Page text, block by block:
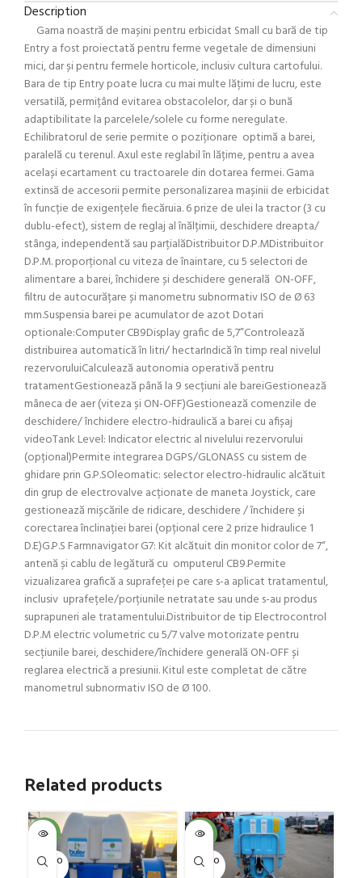
Description
Gama noastră de mașini pentru erbicidat Small cu bară de tip
Entry a fost proiectată pentru ferme vegetale de dimensiuni
mici, dar și pentru fermele horticole, inclusiv cultura cartofului.
Bara de tip Entry poate lucra cu mai multe lățimi de lucru, este
versatilă, permițând evitarea obstacolelor, dar și o bună
adaptibilitate la parcelele/solele cu forme neregulate.
Echilibratorul de serie permite o poziționare optimă a barei,
paralelă cu terenul. Axul este reglabil în lățime, pentru a avea
același ecartament cu tractoarele din dotarea fermei. Gama
extinsă de accesorii permite personalizarea mașinii de erbicidat
în funcție de exigențele fiecăruia. 6 prize de ulei la tractor (3 cu
dublu-efect), sistem de reglaj al înălțimii, deschidere dreapta/
stânga, independentă sau parțialăDistribuitor D.P.MDistribuitor
D.P.M. proporțional cu viteza de înaintare, cu 5 selectori de
alimentare a barei, închidere și deschidere generală ON-OFF,
filtru de autocurățare și manometru subnormativ ISO de Ø 63
mm.Suspensia barei pe acumulator de azot Dotari
optionale:Computer CB9Display grafic de 5,7”Controlează
distribuirea automatică în litri/ hectarIndică în timp real nivelul
rezervoruluiCalculează autonomia operativă pentru
tratamentGestionează până la 9 secțiuni ale bareiGestionează
mâneca de aer (viteza și ON-OFF)Gestionează comenzile de
deschidere/ închidere electro-hidraulică a barei cu afișaj
videoTank Level: Indicator electric al nivelului rezervorului
(opțional)Permite integrarea DGPS/GLONASS cu sistem de
ghidare prin G.P.SOleomatic: selector electro-hidraulic alcătuit
din grup de electrovalve acționate de maneta Joystick, care
gestionează mișcările de ridicare, deschidere / închidere și
corectarea înclinației barei (opțional cere 2 prize hidraulice 1
D.E)G.P.S Farmnavigator G7: Kit alcătuit din monitor color de 7“,
antenă și cablu de legătură cu omputerul CB9.Permite
vizualizarea grafică a suprafeței pe care s-a aplicat tratamentul,
inclusiv uprafețele/porțiunile netratate sau unde s-au produs
suprapuneri ale tratamentului.Distribuitor de tip Electrocontrol
D.P.M electric volumetric cu 5/7 valve motorizate pentru
secțiunile barei, deschidere/închidere generală ON-OFF și
reglarea electrică a presiunii. Kitul este completat de către
manometrul subnormativ ISO de Ø 100.
Related products
-4%
SOLD O
UT
-4%
SOLD O
UT